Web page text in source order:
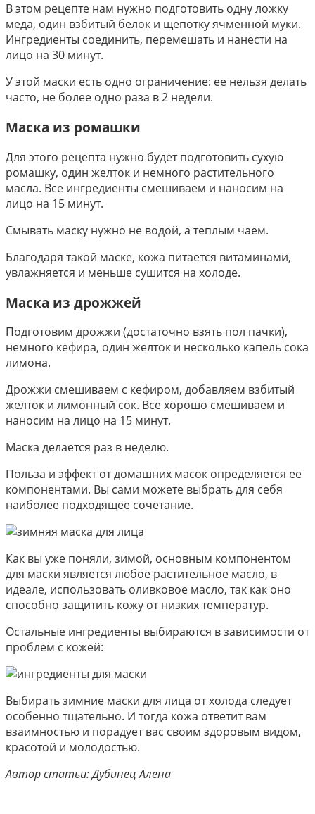
В этом рецепте нам нужно подготовить одну ложку
меда, один взбитый белок и щепотку ячменной муки.
Ингредиенты соединить, перемешать и нанести на
лицо на 30 минут.
У этой маски есть одно ограничение: ее нельзя делать
часто, не более одно раза в 2 недели.
Маска из ромашки
Для этого рецепта нужно будет подготовить сухую
ромашку, один желток и немного растительного
масла. Все ингредиенты смешиваем и наносим на
лицо на 15 минут.
Смывать маску нужно не водой, а теплым чаем.
Благодаря такой маске, кожа питается витаминами,
увлажняется и меньше сушится на холоде.
Маска из дрожжей
Подготовим дрожжи (достаточно взять пол пачки),
немного кефира, один желток и несколько капель сока
лимона.
Дрожжи смешиваем с кефиром, добавляем взбитый
желток и лимонный сок. Все хорошо смешиваем и
наносим на лицо на 15 минут.
Маска делается раз в неделю.
Польза и эффект от домашних масок определяется ее
компонентами. Вы сами можете выбрать для себя
наиболее подходящее сочетание.
Как вы уже поняли, зимой, основным компонентом
для маски является любое растительное масло, в
идеале, использовать оливковое масло, так как оно
способно защитить кожу от низких температур.
Остальные ингредиенты выбираются в зависимости от
проблем с кожей:
Выбирать зимние маски для лица от холода следует
особенно тщательно. И тогда кожа ответит вам
взаимностью и порадует вас своим здоровым видом,
красотой и молодостью.
Автор статьи: Дубинец Алена